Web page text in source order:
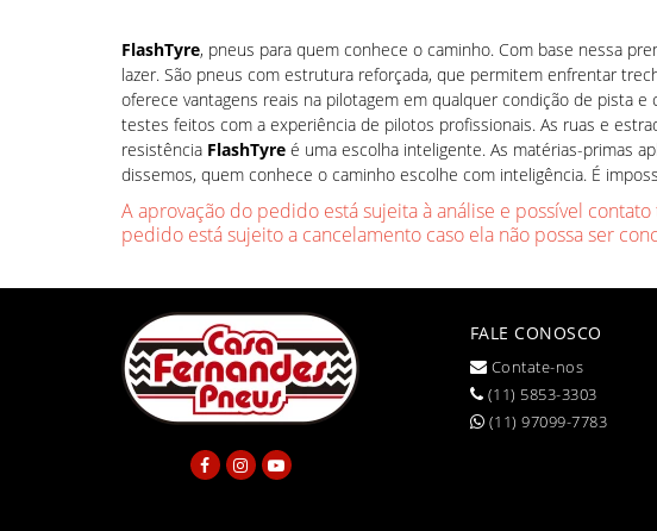
FlashTyre, pneus para quem conhece o caminho. Com base nessa
lazer. São pneus com estrutura reforçada, que permitem enfrentar
oferece vantagens reais na pilotagem em qualquer condição de pista
testes feitos com a experiência de pilotos profissionais. As ruas e
resistência FlashTyre é uma escolha inteligente. As matérias-primas
dissemos, quem conhece o caminho escolhe com inteligência. É
A aprovação do pedido está sujeita à análise e possível
pedido está sujeito a cancelamento caso ela não possa ser
FALE CONOSCO
Contate-nos
(11) 5853-3303
(11) 97099-7783